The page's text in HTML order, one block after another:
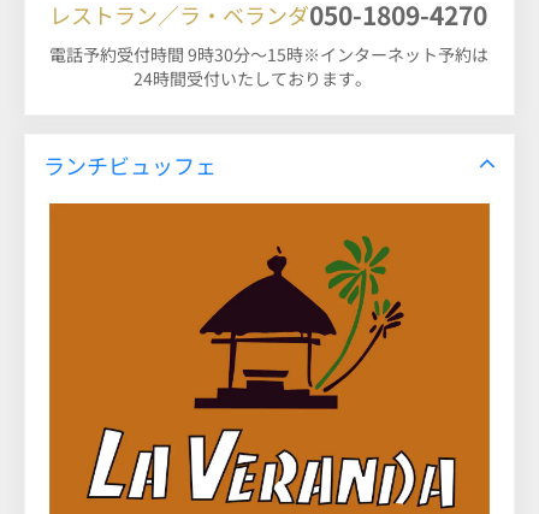
レストラン／ラ・ベランダ050-1809-4270
電話予約受付時間 9時30分～15時※インターネット予約は
24時間受付いたしております。
ランチビュッフェ